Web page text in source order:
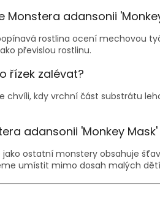
Monstera adansonii
rostlina ocení mechovou
převislou rostlinu.
řízek zalévat?
chvíli, kdy vrchní část substrátu
adansonii 'Monkey Mask'
jako ostatní monstery obsahuje
umístit mimo dosah malých